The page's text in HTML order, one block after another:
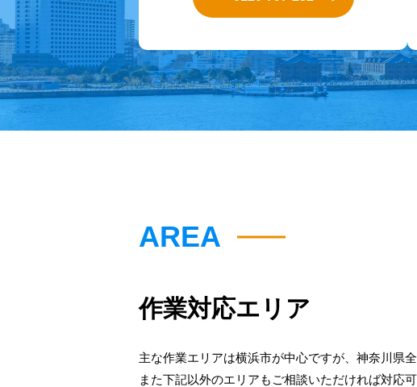
AREA
作業対応エリア
主な作業エリアは横浜市が中心ですが、神奈川県
また下記以外のエリアもご相談いただければ対応